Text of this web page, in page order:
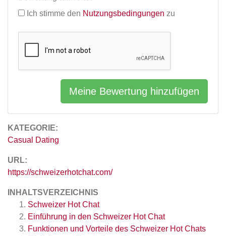
KATEGORIE:
Casual Dating
URL:
https://schweizerhotchat.com/
INHALTSVERZEICHNIS
Schweizer Hot Chat
Einführung in den Schweizer Hot Chat
Funktionen und Vorteile des Schweizer Hot Chats
Ich stimme den Nutzungsbedingungen zu
Meine Bewertung hinzufügen